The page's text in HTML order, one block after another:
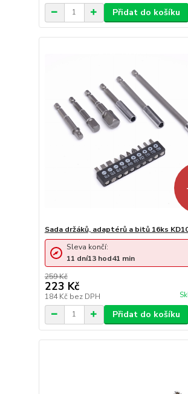
Přidat do košíku
Sada držáků, adaptérů a bitů 16ks
259 Kč
223 Kč
184 Kč bez DPH
Sleva končí:
11 dní13 hod41 min
Přidat do košíku